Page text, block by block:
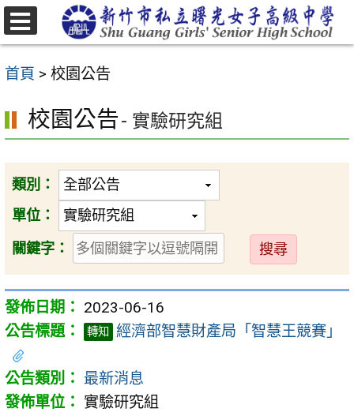
跳
至
要
容
首頁 > 校園公告
校園公告- 實驗研究組
類別：
單位：
關鍵字：
送
出
2023-06-16
轉知 經濟部智慧財產局「智慧王競賽」
最新消息
實驗研究組
選
單